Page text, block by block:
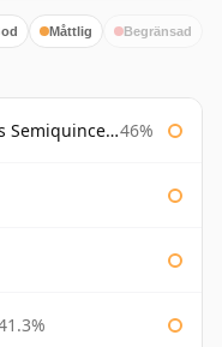
Måttlig Begränsad
46%